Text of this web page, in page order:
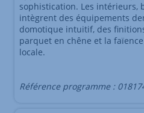
sophistication. Les intérieurs,
intègrent des équipements
domotique intuitif, des
parquet en chêne et la
locale.
Référence programme :